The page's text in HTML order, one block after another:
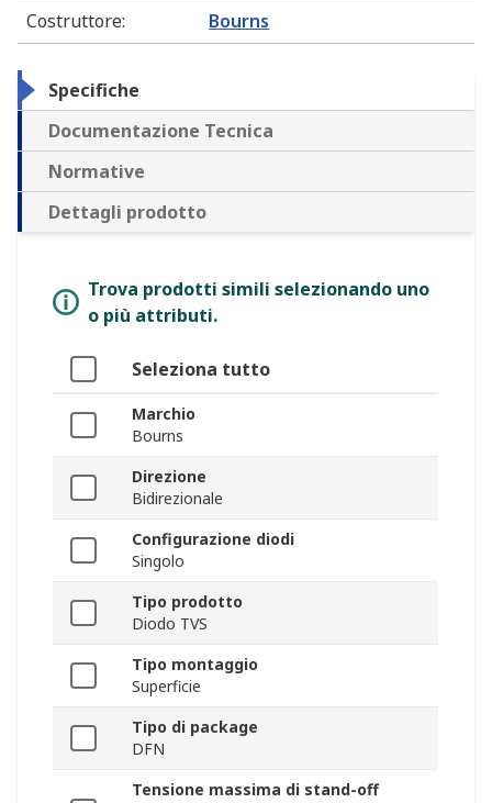
Costruttore: Bourns
Specifiche
Documentazione Tecnica
Normative
Dettagli prodotto
Trova prodotti simili selezionando uno
o più attributi.
Seleziona tutto
Marchio
Bourns
Direzione
Bidirezionale
Configurazione diodi
Singolo
Tipo prodotto
Diodo TVS
Tipo montaggio
Superficie
Tipo di package
DFN
Tensione massima di stand-off